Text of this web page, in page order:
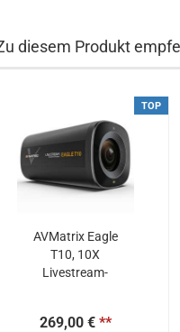
diesem Produkt
TOP
AVMatrix Eagle
T10, 10X
Livestream-
269,00 €**